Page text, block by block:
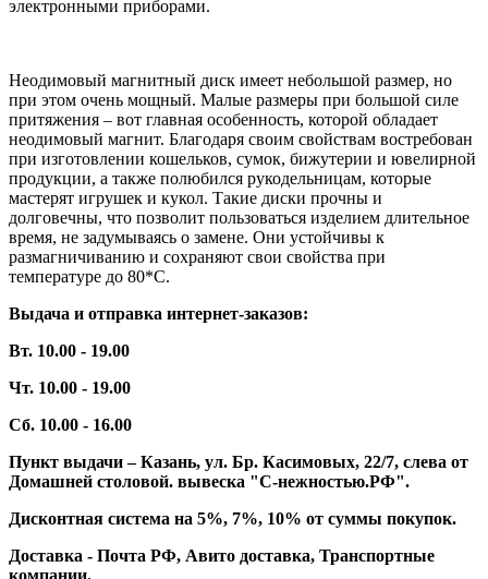
электронными приборами.
Неодимовый магнитный диск имеет небольшой размер, но
при этом очень мощный. Малые размеры при большой силе
притяжения – вот главная особенность, которой обладает
неодимовый магнит. Благодаря своим свойствам востребован
при изготовлении кошельков, сумок, бижутерии и ювелирной
продукции, а также полюбился рукодельницам, которые
мастерят игрушек и кукол. Такие диски прочны и
долговечны, что позволит пользоваться изделием длительное
время, не задумываясь о замене. Они устойчивы к
размагничиванию и сохраняют свои свойства при
температуре до 80*С.
Выдача и отправка интернет-заказов:
Вт. 10.00 - 19.00
Чт. 10.00 - 19.00
Сб. 10.00 - 16.00
Пункт выдачи – Казань, ул. Бр. Касимовых, 22/7, слева от
Домашней столовой. вывеска "С-нежностью.РФ".
Дисконтная система на 5%, 7%, 10% от суммы покупок.
Доставка - Почта РФ, Авито доставка, Транспортные